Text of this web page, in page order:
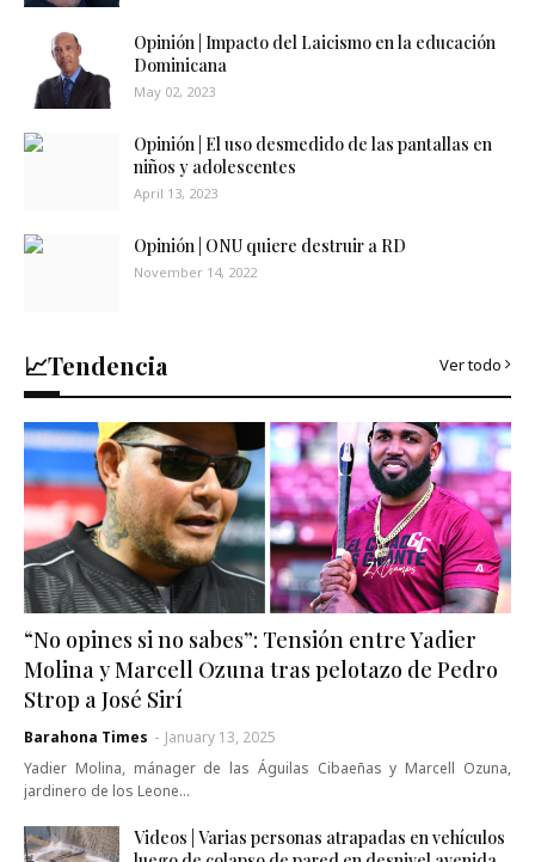
Opinión | Impacto del Laicismo en la educación
Dominicana
May 02, 2023
Opinión | El uso desmedido de las pantallas en
niños y adolescentes
April 13, 2023
Opinión | ONU quiere destruir a RD
November 14, 2022
📈Tendencia Ver todo
“No opines si no sabes”: Tensión entre Yadier
Molina y Marcell Ozuna tras pelotazo de Pedro
Strop a José Sirí
Barahona Times - January 13, 2025
Yadier Molina, mánager de las Águilas Cibaeñas y Marcell Ozuna,
jardinero de los Leone…
Videos | Varias personas atrapadas en vehículos